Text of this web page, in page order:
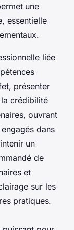
une
essentielle
liée
présenter
crédibilité
ouvrant
dans
un
de
et
sur les
pratiques.